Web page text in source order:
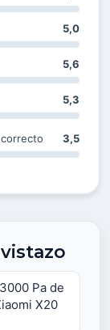
5,0
5,6
5,3
3,5
Pa de
X20